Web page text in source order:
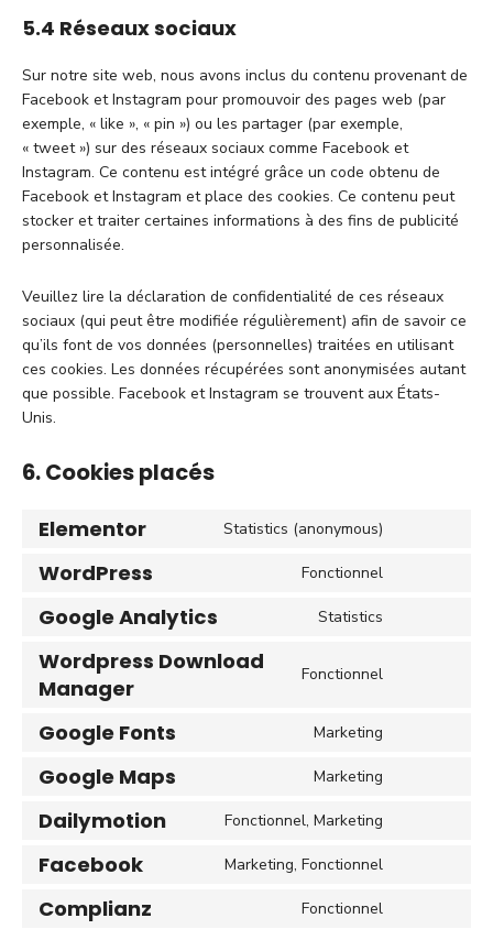
5.4 Réseaux sociaux
Sur notre site web, nous avons inclus du contenu provenant de
Facebook et Instagram pour promouvoir des pages web (par
exemple, « like », « pin ») ou les partager (par exemple,
« tweet ») sur des réseaux sociaux comme Facebook et
Instagram. Ce contenu est intégré grâce un code obtenu de
Facebook et Instagram et place des cookies. Ce contenu peut
stocker et traiter certaines informations à des fins de publicité
personnalisée.
Veuillez lire la déclaration de confidentialité de ces réseaux
sociaux (qui peut être modifiée régulièrement) afin de savoir ce
qu’ils font de vos données (personnelles) traitées en utilisant
ces cookies. Les données récupérées sont anonymisées autant
que possible. Facebook et Instagram se trouvent aux États-
Unis.
6. Cookies placés
Elementor Statistics (anonymous)
WordPress Fonctionnel
Google Analytics Statistics
Wordpress Download
Manager
Fonctionnel
Google Fonts Marketing
Google Maps Marketing
Dailymotion Fonctionnel, Marketing
Facebook Marketing, Fonctionnel
Complianz Fonctionnel